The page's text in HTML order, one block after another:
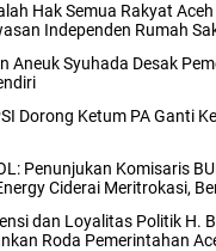
Hak Semua Rakyat
Independen Rumah
Aneuk Syuhada Desak
Dorong Ketum PA Ganti
Penunjukan Komisaris
Ciderai Meritrokasi,
dan Loyalitas Politik H.
Roda Pemerintahan